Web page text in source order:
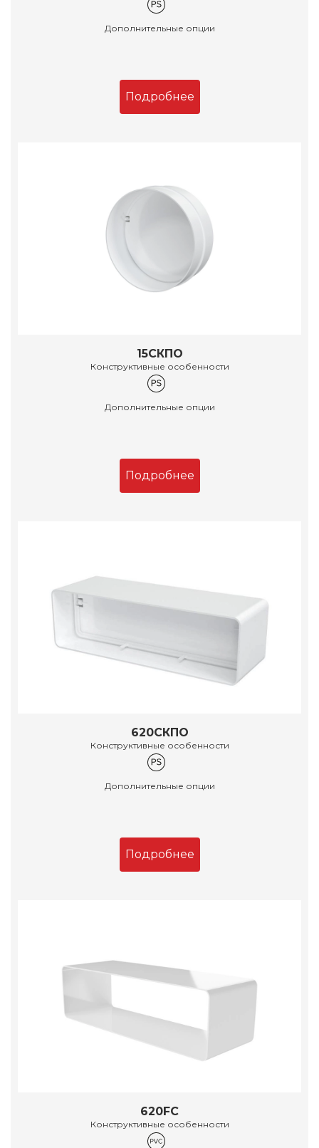
Дополнительные опции
Подробнее
15СКПО
Конструктивные особенности
Дополнительные опции
Подробнее
620СКПО
Конструктивные особенности
Дополнительные опции
Подробнее
620FC
Конструктивные особенности